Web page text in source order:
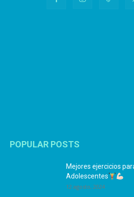
POPULAR POSTS
Mejores ejercicios
Adolescentes
12 agosto, 2024